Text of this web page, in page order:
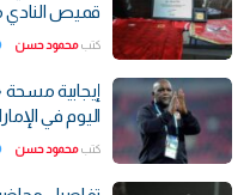
قميص النادي
كتب محمود حسن
إيجابية
اليوم في
كتب محمود حسن